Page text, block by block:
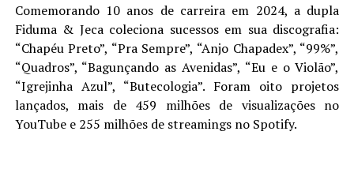
Comemorando 10 anos de carreira em 2024, a dupla
Fiduma & Jeca coleciona sucessos em sua discografia:
“Chapéu Preto”, “Pra Sempre”, “Anjo Chapadex”, “99%”,
“Quadros”, “Bagunçando as Avenidas”, “Eu e o Violão”,
“Igrejinha Azul”, “Butecologia”. Foram oito projetos
lançados, mais de 459 milhões de visualizações no
YouTube e 255 milhões de streamings no Spotify.